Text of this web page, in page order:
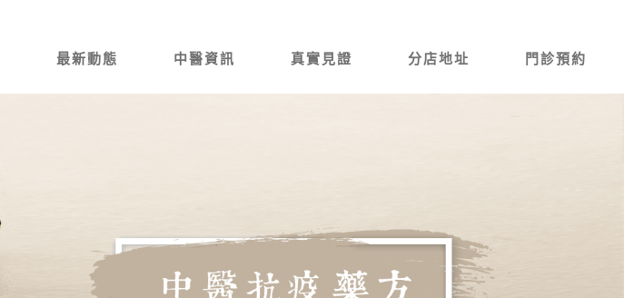
最新動態 中醫資訊 真實見證 分店地址 門診預約